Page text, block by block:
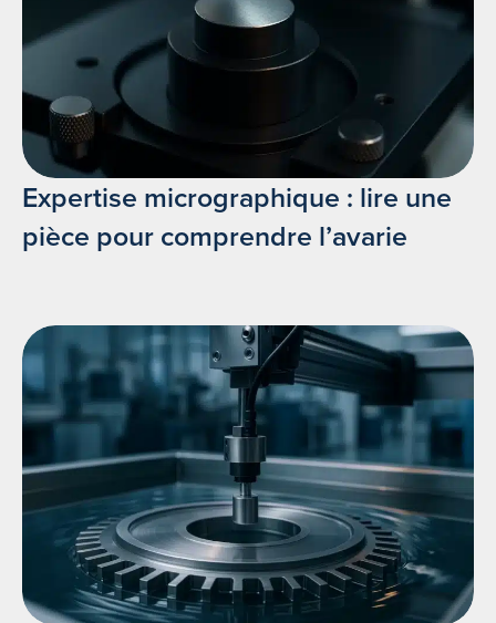
Expertise micrographique : lire une
pièce pour comprendre l’avarie